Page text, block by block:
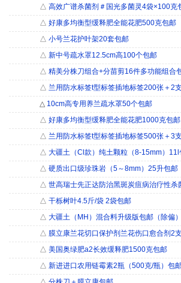
△ 高效广谱杀菌剂＃国光多菌灵4袋×100克
△ 好康多均衡型缓释肥全能花肥500克包邮
△ 小号兰花护叶架20套包邮
△ 新中号疏水罩12.5cm高100个包邮
△ 精美分株刀组合+分苗剪16件多功能组合
△ 兰用防水标签t型标签插地标签200张＋2
△ 10cm高专用养兰疏水罩50个包邮
△ 好康多均衡型缓释肥全能花肥1000克包邮
△ 兰用防水标签t型标签插地标签500张＋3
△ 大疆土（Cl款）纯土颗粒（8-15mm）11l
△ 硬质出口级珍珠岩（5～8mm）25升包邮
△ 世高瑞士先正达防治黑斑炭疽病治疗性杀
△ 干栎树叶4.5斤/袋 2袋包邮
△ 大疆土（MH）混合料升级版包邮（除偏）
△ 膜立康兰花切口保护剂兰花伤口愈合剂2
△ 美国奥绿肥a2长效缓释肥1500克包邮
△ 新进进口农用链霉素2瓶（500克/瓶）包